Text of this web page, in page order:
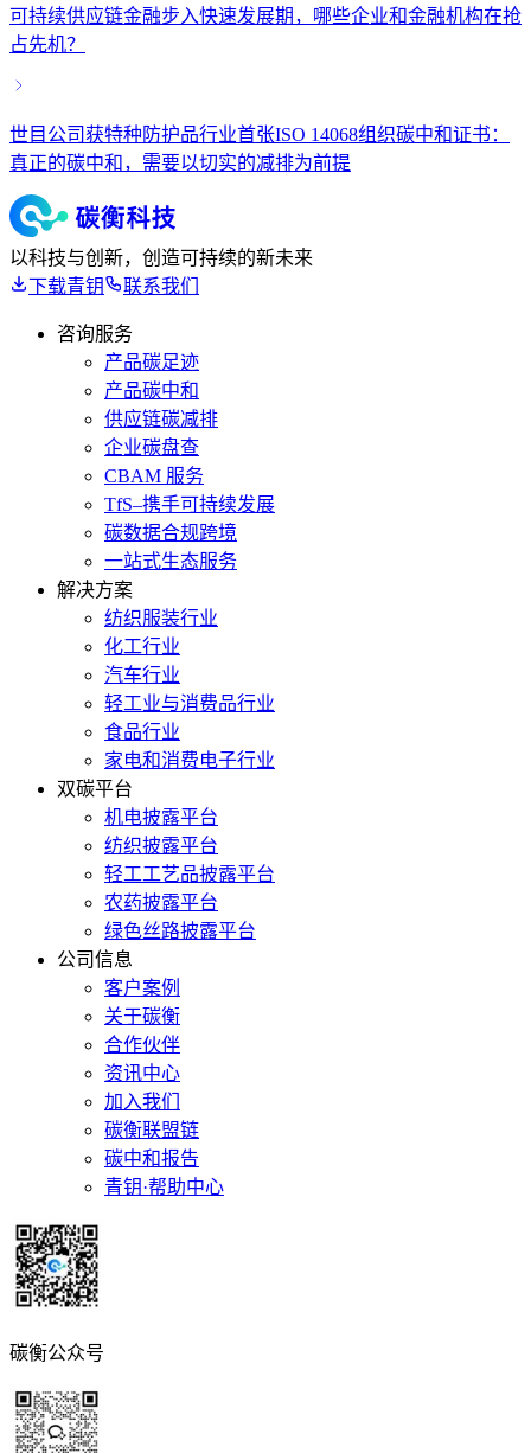
可持续供应链金融步入快速发展期，哪些企业和金融机构在抢
占先机？
世目公司获特种防护品行业首张ISO 14068组织碳中和证书：
真正的碳中和，需要以切实的减排为前提
以科技与创新，创造可持续的新未来
下载青钥
联系我们
咨询服务
产品碳足迹
产品碳中和
供应链碳减排
企业碳盘查
CBAM 服务
TfS–携手可持续发展
碳数据合规跨境
一站式生态服务
解决方案
纺织服装行业
化工行业
汽车行业
轻工业与消费品行业
食品行业
家电和消费电子行业
双碳平台
机电披露平台
纺织披露平台
轻工工艺品披露平台
农药披露平台
绿色丝路披露平台
公司信息
客户案例
关于碳衡
合作伙伴
资讯中心
加入我们
碳衡联盟链
碳中和报告
青钥·帮助中心
碳衡公众号